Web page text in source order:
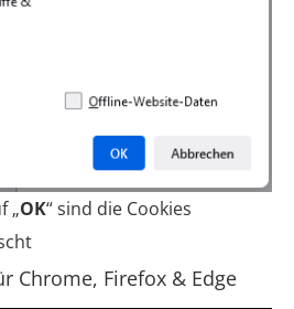
„OK“ sind die Cookies
Chrome, Firefox & Edge